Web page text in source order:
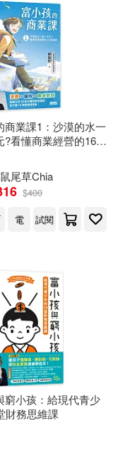
商業課1：沙漠的水一
?看懂商業經營的16個
鼠尾草Chia
$400
電
試閱
窮小孩：給現代青少
財務思維課